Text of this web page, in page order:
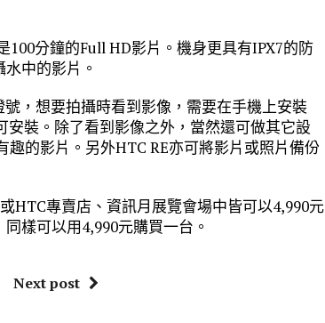
分鐘的Full HD影片。機身更具有IPX7的防
中的影片。
，想要拍攝時看到影像，需要在手機上安裝
裝。除了看到影像之外，當然還可做其它設
的影片。另外HTC RE亦可將影片或照片備份
HTC專賣店、資訊月展覽會場中皆可以4,990元
樣可以用4,990元購買一台。
Next post